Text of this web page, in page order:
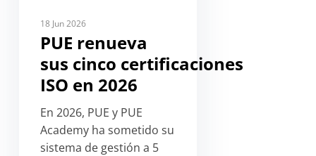
18 Jun 2026
PUE renueva
sus cinco certificaciones
ISO en 2026
En 2026, PUE y PUE
Academy ha sometido su
sistema de gestión a 5